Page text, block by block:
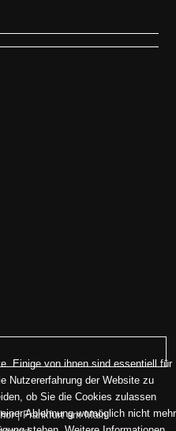
| Frankfurt am Main.
Einige von ihnen sind essentiell für
Nutzererfahrung der Website zu
ob Sie die Cookies zulassen
Ablehnung womöglich nicht mehr